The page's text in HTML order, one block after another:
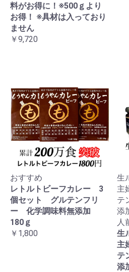
料がお得に！※500ｇより
お得！ ※具材は入っており
ません
￥9,720
おすすめ
レトルトビーフカレー 3
個セット グルテンフリ
ー 化学調味料無添加
180ｇ
￥1,800
生
主
テ
添
人
生
主
テ
添